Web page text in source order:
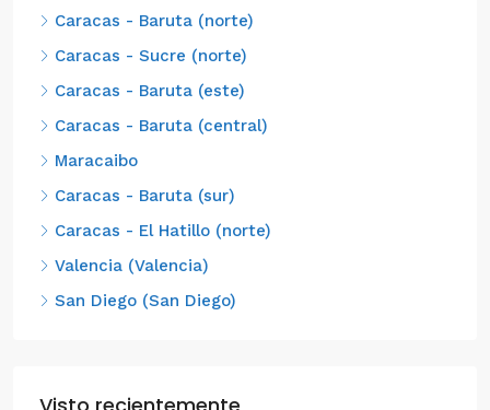
Caracas - Baruta (norte)
Caracas - Sucre (norte)
Caracas - Baruta (este)
Caracas - Baruta (central)
Maracaibo
Caracas - Baruta (sur)
Caracas - El Hatillo (norte)
Valencia (Valencia)
San Diego (San Diego)